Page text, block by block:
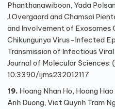
Phanthanawiboon, Yada
J.Overgaard and Chamsai
and Involvement of Exosomes
Chikungunya Virus-Infected
Transmission of Infectious
Journal of Molecular Sciences:
10.3390/ijms232012117
19. Hoang Nhan Ho, Hoang
Anh Duong, Viet Quynh Tram